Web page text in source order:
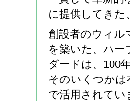
に提供してきた
創設者のウィル
を築いた、ハー
ダードは、100
そのいくつか
で活用されてい